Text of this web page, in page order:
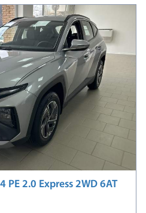
PE 2.0 Express 2WD 6AT